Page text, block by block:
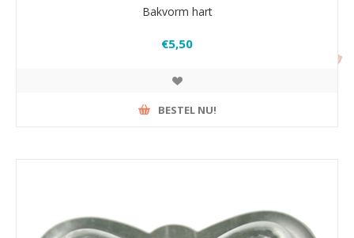
Bakvorm hart
€5,50
BESTEL NU!